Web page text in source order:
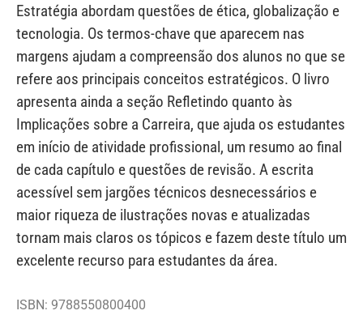
Estratégia abordam questões de ética, globalização e
tecnologia. Os termos-chave que aparecem nas
margens ajudam a compreensão dos alunos no que se
refere aos principais conceitos estratégicos. O livro
apresenta ainda a seção Refletindo quanto às
Implicações sobre a Carreira, que ajuda os estudantes
em início de atividade profissional, um resumo ao final
de cada capítulo e questões de revisão. A escrita
acessível sem jargões técnicos desnecessários e
maior riqueza de ilustrações novas e atualizadas
tornam mais claros os tópicos e fazem deste título um
excelente recurso para estudantes da área.
ISBN: 9788550800400